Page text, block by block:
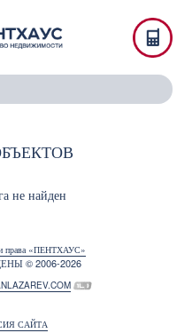
не найден
и права «ПЕНТХАУС»
© 2006-2026
САЙТА